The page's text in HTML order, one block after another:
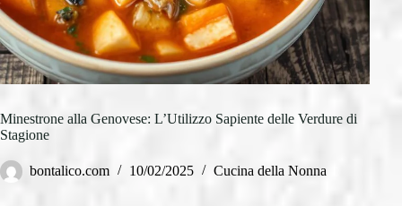
Minestrone alla Genovese: L’Utilizzo Sapiente delle Verdure di
Stagione
bontalico.com 10/02/2025 Cucina della Nonna